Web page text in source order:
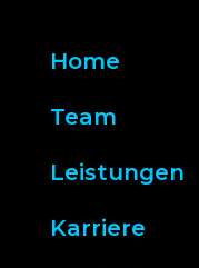
Home
Team
Leistungen
Karriere